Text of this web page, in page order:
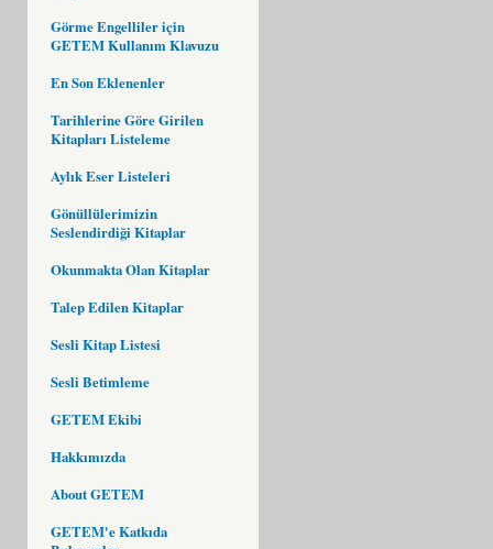
Görme Engelliler için
GETEM Kullanım Klavuzu
En Son Eklenenler
Tarihlerine Göre Girilen
Kitapları Listeleme
Aylık Eser Listeleri
Gönüllülerimizin
Seslendirdiği Kitaplar
Okunmakta Olan Kitaplar
Talep Edilen Kitaplar
Sesli Kitap Listesi
Sesli Betimleme
GETEM Ekibi
Hakkımızda
About GETEM
GETEM'e Katkıda